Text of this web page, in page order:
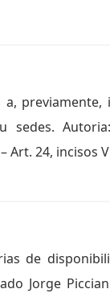
24, incisos V
de
Jorge